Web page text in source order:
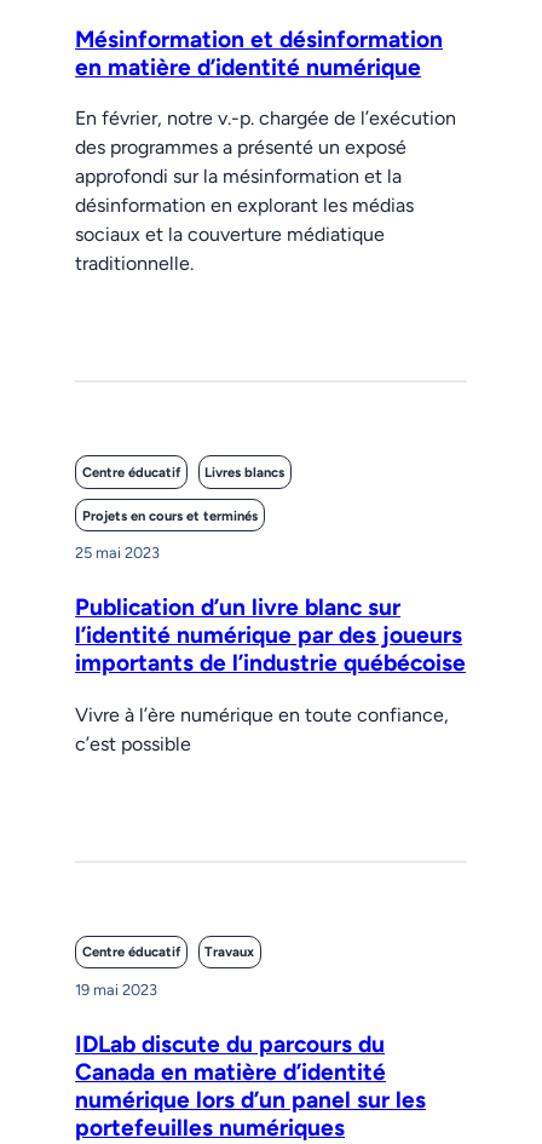
Mésinformation et désinformation
en matière d’identité numérique
En février, notre v.-p. chargée de l’exécution
des programmes a présenté un exposé
approfondi sur la mésinformation et la
désinformation en explorant les médias
sociaux et la couverture médiatique
traditionnelle.
Centre éducatif Livres blancs
Projets en cours et terminés
25 mai 2023
Publication d’un livre blanc sur
l’identité numérique par des joueurs
importants de l’industrie québécoise
Vivre à l’ère numérique en toute confiance,
c’est possible
Centre éducatif Travaux
19 mai 2023
IDLab discute du parcours du
Canada en matière d’identité
numérique lors d’un panel sur les
portefeuilles numériques